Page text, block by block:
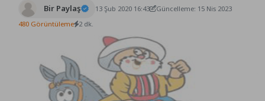
Bir Paylaş 13 Şub 2020 16:43
Güncelleme: 15 Nis 2023
480 Görüntüleme 2 dk.